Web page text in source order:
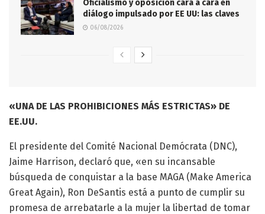
Oficialismo y oposición cara a cara en
diálogo impulsado por EE UU: las claves
06/08/2026
«UNA DE LAS PROHIBICIONES MÁS ESTRICTAS» DE
EE.UU.
El presidente del Comité Nacional Demócrata (DNC),
Jaime Harrison, declaró que, «en su incansable
búsqueda de conquistar a la base MAGA (Make America
Great Again), Ron DeSantis está a punto de cumplir su
promesa de arrebatarle a la mujer la libertad de tomar